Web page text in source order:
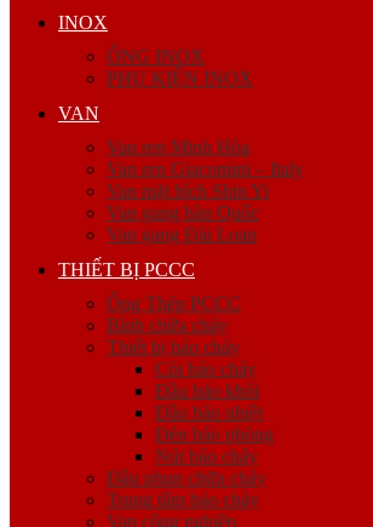
INOX
ỐNG INOX
PHỤ KIỆN INOX
VAN
Van ren Minh Hòa
Van ren Giacomini – Italy
Van mặt bích Shin Yi
Van gang hàn Quốc
Van gang Đài Loan
THIẾT BỊ PCCC
Ống Thép PCCC
Bình chữa cháy
Thiết bị báo cháy
Còi báo cháy
Đầu báo khói
Đầu báo nhiệt
Đèn báo phòng
Nút báo cháy
Đầu phun chữa cháy
Trung tâm báo cháy
Van công nghiệp